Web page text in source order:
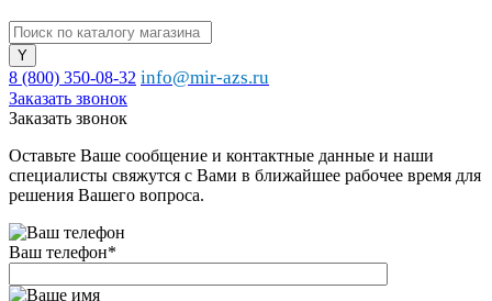
8 (800) 350-08-32 info@mir-azs.ru
Заказать звонок
Заказать звонок
Оставьте Ваше сообщение и контактные данные и наши
специалисты свяжутся с Вами в ближайшее рабочее время для
решения Вашего вопроса.
Ваш телефон*